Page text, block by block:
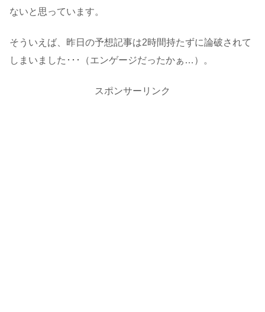
ないと思っています。
そういえば、昨日の予想記事は2時間持たずに論破されて
しまいました･･･（エンゲージだったかぁ…）。
スポンサーリンク